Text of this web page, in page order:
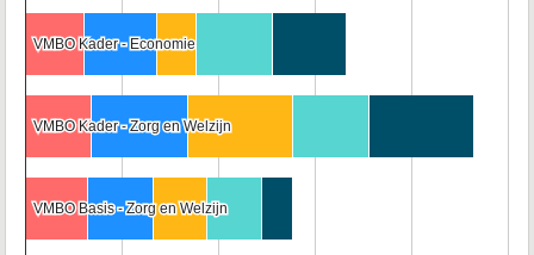
VMBO Kader - Economie
VMBO Kader - Economie
VMBO Kader - Zorg en Welzijn
VMBO Kader - Zorg en Welzijn
VMBO Basis - Zorg en Welzijn
VMBO Basis - Zorg en Welzijn